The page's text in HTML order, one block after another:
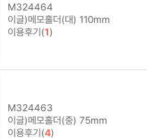
M324464
이글)메모홀더(대) 110mm
이용후기(1)
M324463
이글)메모홀더(중) 75mm
이용후기(4)